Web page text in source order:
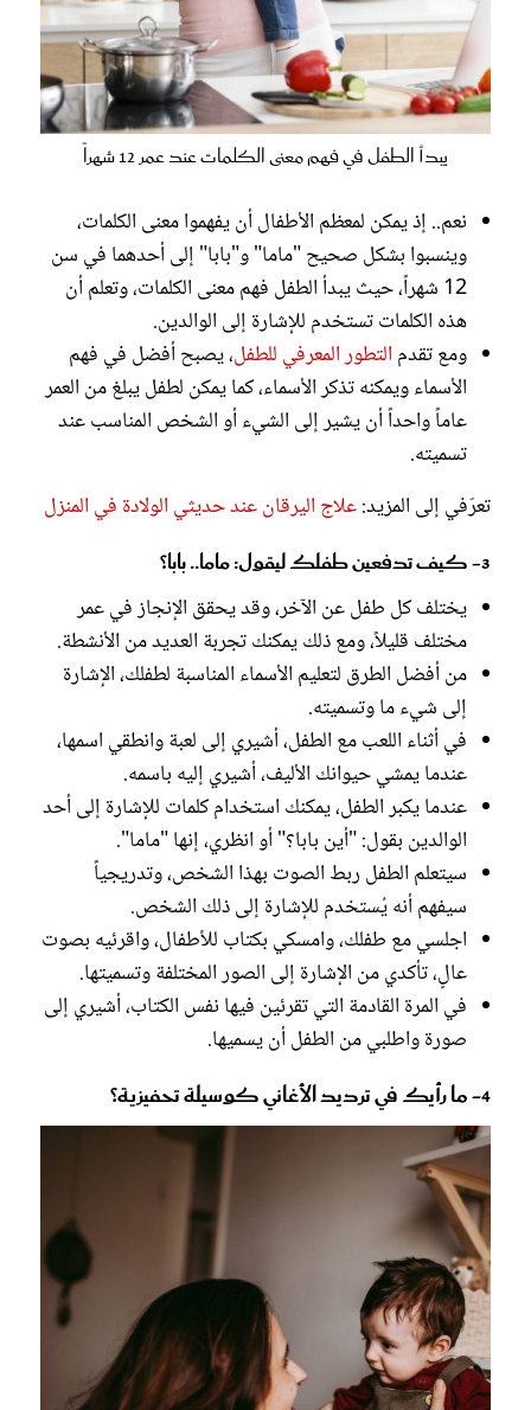
يبدأ الطفل في فهم معنى الكلمات عند عمر 12 شهراً
نعم.. إذ يمكن لمعظم الأطفال أن يفهموا معنى الكلمات،
وينسبوا بشكل صحيح "ماما" و"بابا" إلى أحدهما في سن
12 شهراً، حيث يبدأ الطفل فهم معنى الكلمات، وتعلم أن
هذه الكلمات تستخدم للإشارة إلى الوالدين.
ومع تقدم التطور المعرفي للطفل، يصبح أفضل في فهم
الأسماء ويمكنه تذكر الأسماء، كما يمكن لطفل يبلغ من العمر
عاماً واحداً أن يشير إلى الشيء أو الشخص المناسب عند
تسميته.
تعرّفي إلى المزيد:علاج اليرقان عند حديثي الولادة في المنزل
3- كيف تدفعين طفلك ليقول: ماما.. بابا؟
يختلف كل طفل عن الآخر، وقد يحقق الإنجاز في عمر
مختلف قليلاً، ومع ذلك يمكنك تجربة العديد من الأنشطة.
من أفضل الطرق لتعليم الأسماء المناسبة لطفلك، الإشارة
إلى شيء ما وتسميته.
في أثناء اللعب مع الطفل، أشيري إلى لعبة وانطقي اسمها،
عندما يمشي حيوانك الأليف، أشيري إليه باسمه.
عندما يكبر الطفل، يمكنك استخدام كلمات للإشارة إلى أحد
الوالدين بقول: "أين بابا؟" أو انظري، إنها "ماما".
سيتعلم الطفل ربط الصوت بهذا الشخص، وتدريجياً
سيفهم أنه يُستخدم للإشارة إلى ذلك الشخص.
اجلسي مع طفلك، وامسكي بكتاب للأطفال، واقرئيه بصوت
عالٍ، تأكدي من الإشارة إلى الصور المختلفة وتسميتها.
في المرة القادمة التي تقرئين فيها نفس الكتاب، أشيري إلى
صورة واطلبي من الطفل أن يسميها.
4- ما رأيك في ترديد الأغاني كوسيلة تحفيزية؟